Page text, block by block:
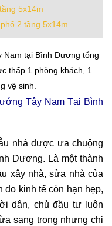
5x14m
2 tầng 5x14m
Nam tại Bình Dương tổng
thấp 1 phòng khách, 1
vệ sinh.
Tây Nam Tại Bình
nhà được ưa chuộng
Dương. Là một thành
xây nhà, sửa nhà của
do kinh tế còn hạn hẹp,
dân, chủ đầu tư luôn
sang trọng nhưng chi